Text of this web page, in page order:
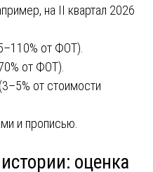
на II квартал 2026
от ФОТ).
от ФОТ).
от стоимости
и прописью.
оценка